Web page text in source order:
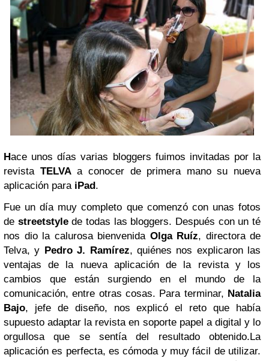
Hace unos días varias bloggers fuimos invitadas por la
revista TELVA a conocer de primera mano su nueva
aplicación para iPad.
Fue un día muy completo que comenzó con unas fotos
de streetstylede todas las bloggers. Después con un té
nos dio la calurosa bienvenida Olga Ruíz, directora de
Telva, y Pedro J. Ramírez, quiénes nos explicaron las
ventajas de la nueva aplicación de la revista y los
cambios que están surgiendo en el mundo de la
comunicación, entre otras cosas. Para terminar, Natalia
Bajo, jefe de diseño, nos explicó el reto que había
supuesto adaptar la revista en soporte papel a digital y lo
orgullosa que se sentía del resultado obtenido.La
aplicación es perfecta, es cómoda y muy fácil de utilizar.